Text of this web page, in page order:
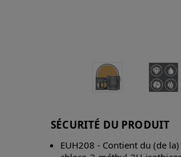
SÉCURITÉ DU PRODUIT
EUH208 - Contient du (de